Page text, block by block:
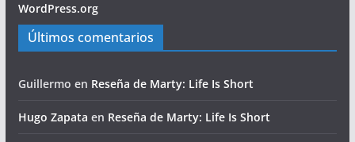
WordPress.org
Últimos comentarios
Guillermo en Reseña de Marty: Life Is Short
Hugo Zapata en Reseña de Marty: Life Is Short